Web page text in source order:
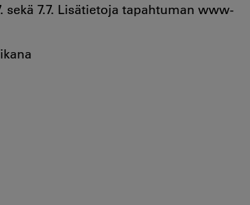
7.7. Lisätietoja tapahtuman www-